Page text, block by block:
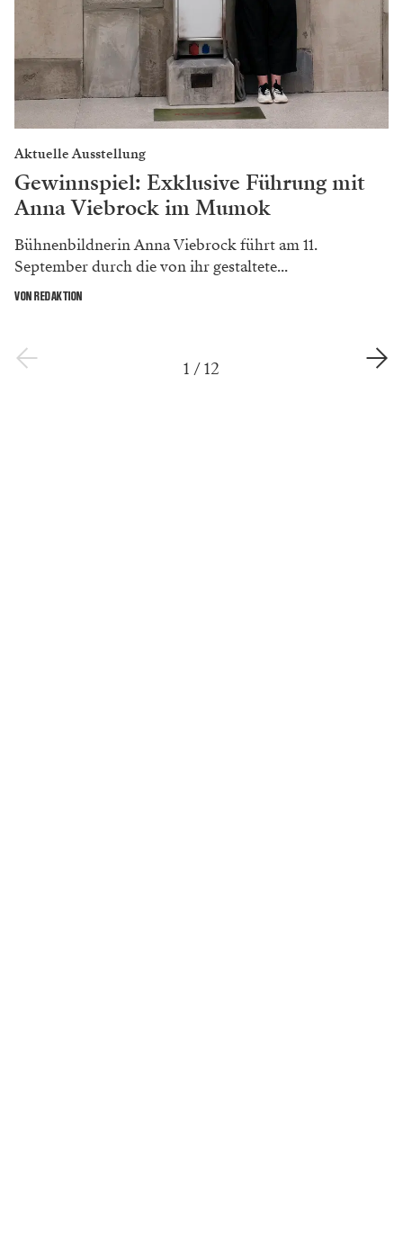
Aktuelle Ausstellung
Gewinnspiel: Exklusive Führung mit
Anna Viebrock im Mumok
Bühnenbildnerin Anna Viebrock führt am 11.
September durch die von ihr gestaltete...
VON REDAKTION
1 /12